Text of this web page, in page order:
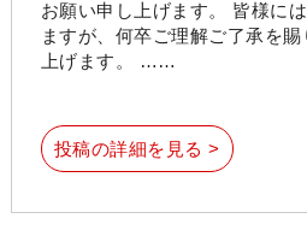
お願い申し上げます。 皆様に
ますが、何卒ご理解ご了承を
上げます。 ……
投稿の詳細を見る >